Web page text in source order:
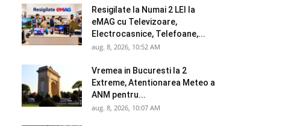
Resigilate la Numai 2 LEI la
eMAG cu Televizoare,
Electrocasnice, Telefoane,...
aug. 8, 2026, 10:52 AM
Vremea in Bucuresti la 2
Extreme, Atentionarea Meteo a
ANM pentru...
aug. 8, 2026, 10:07 AM